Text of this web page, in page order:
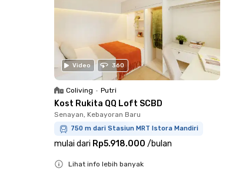
Video 360
Coliving • Putri
Kost Rukita QQ Loft SCBD
Senayan, Kebayoran Baru
750 m dari Stasiun MRT Istora Mandiri
mulai dari Rp5.918.000 /bulan
Lihat info lebih banyak